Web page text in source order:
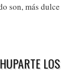
son, más dulce
LOS